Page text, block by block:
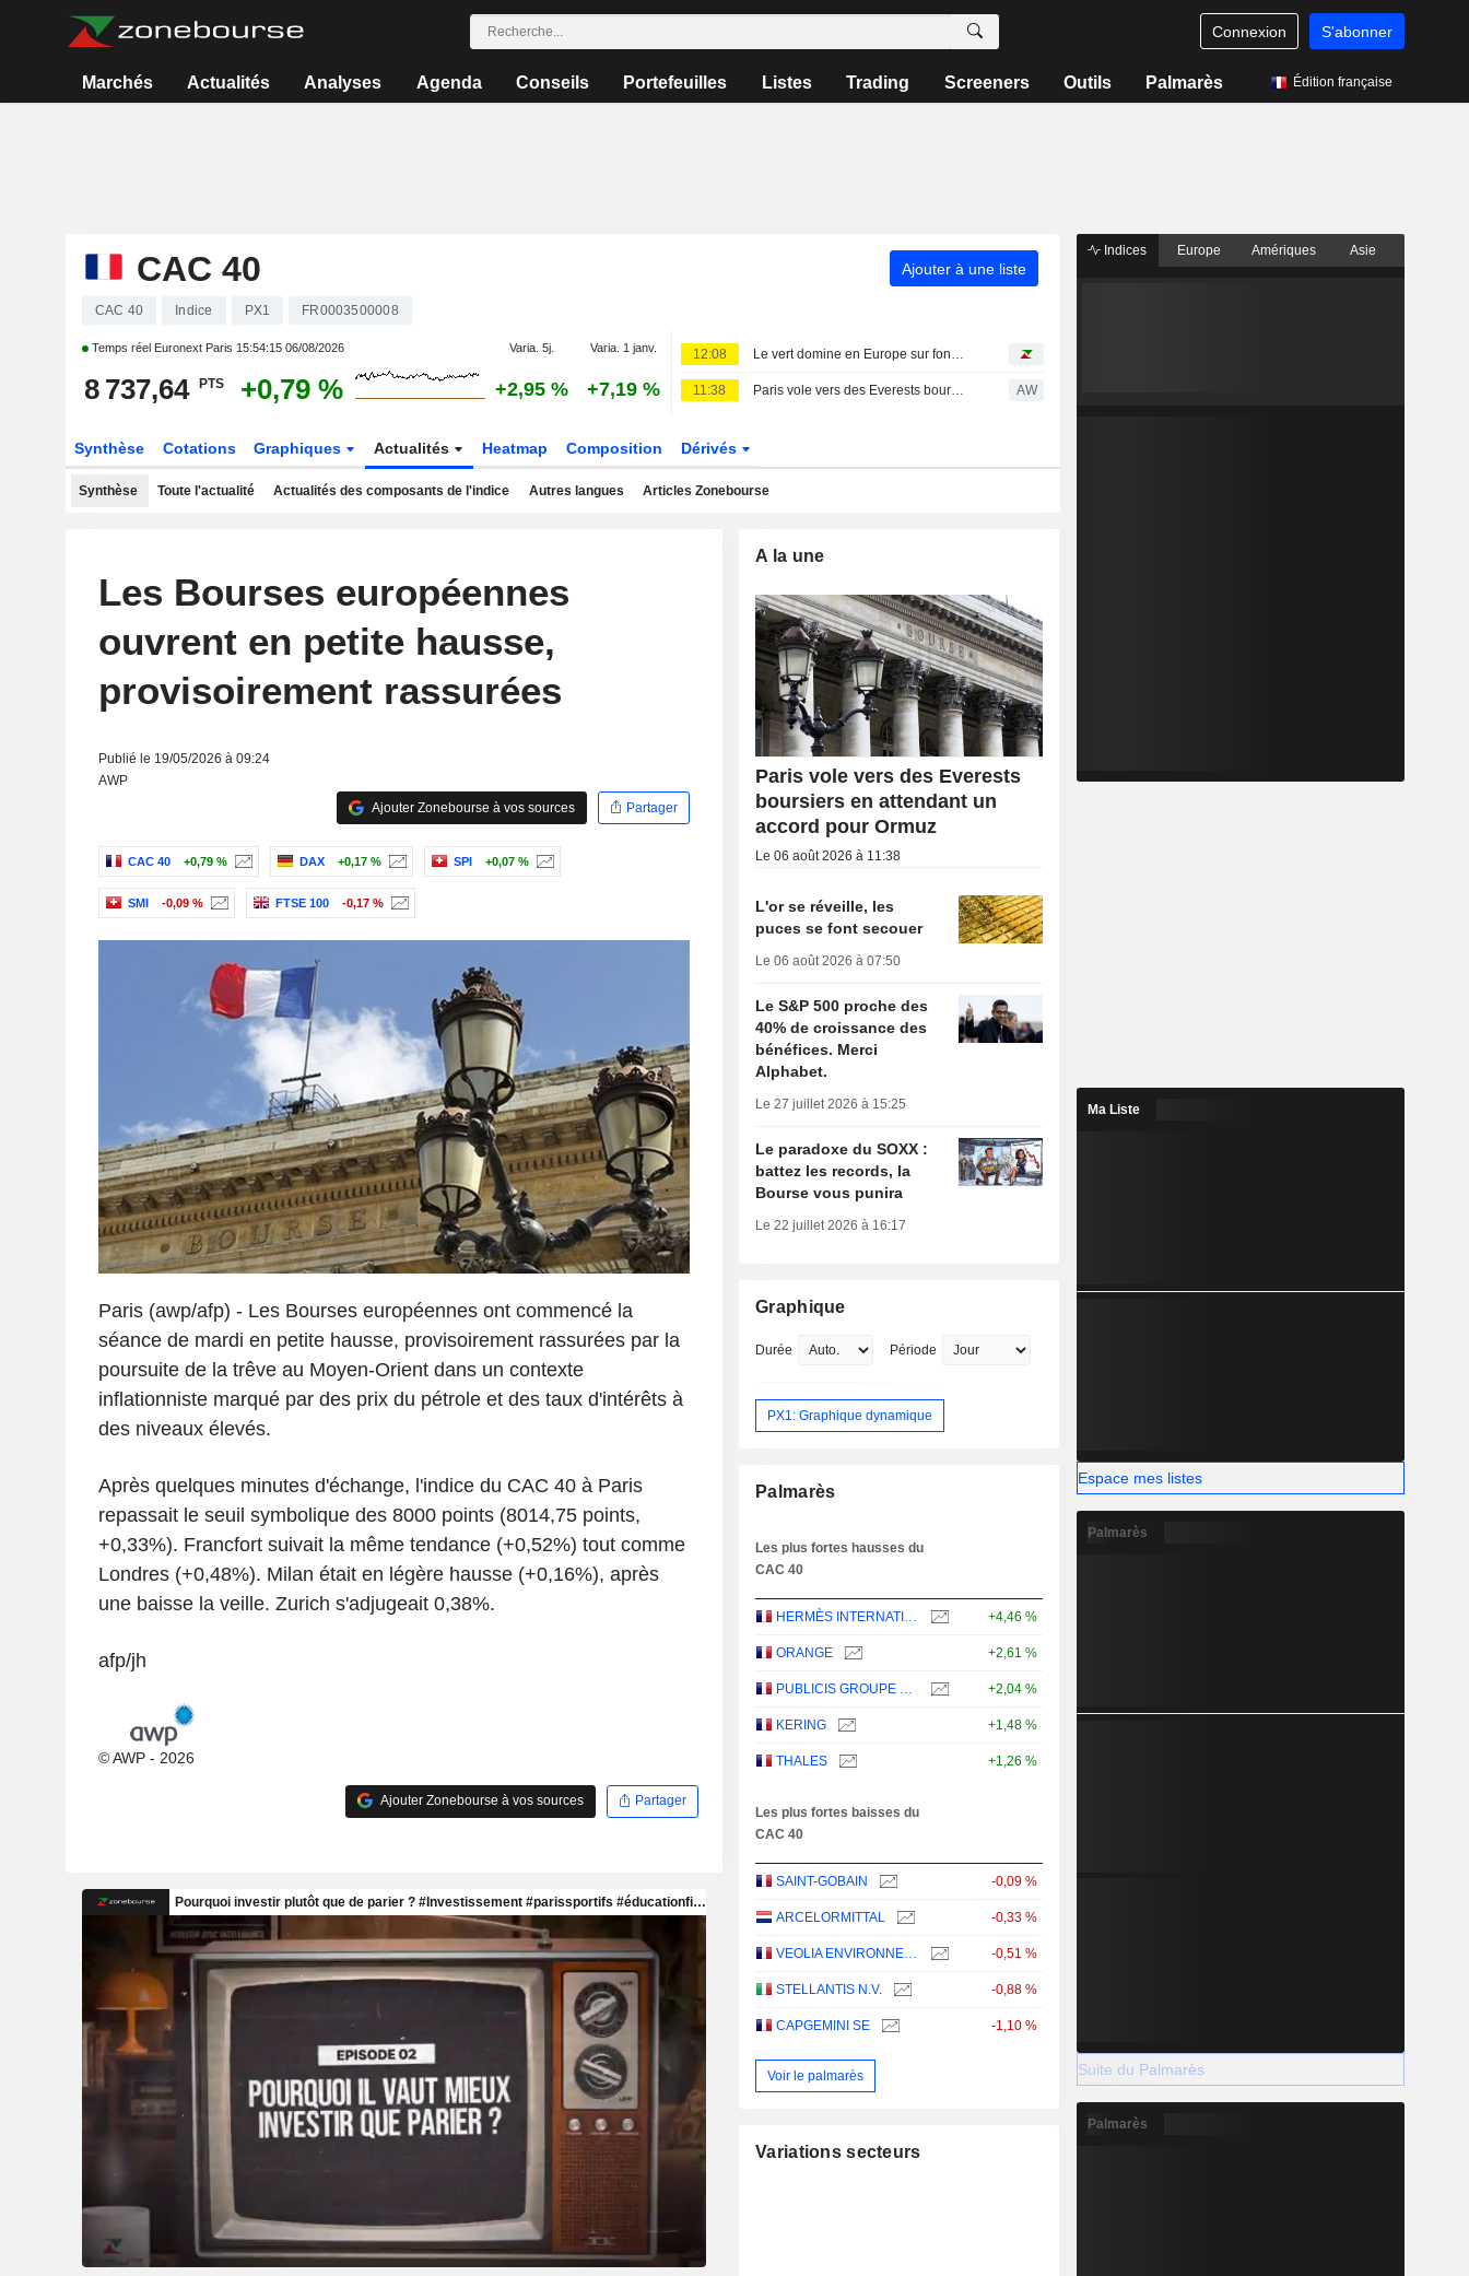
Connexion S'abonner
Marchés Actualités Analyses Agenda Conseils Portefeuilles Listes Trading Screeners Outils Palmarès Édition française
CAC 40 Ajouter à une liste
CAC 40 Indice PX1 FR0003500008
Temps réel Euronext Paris 15:54:15 06/08/2026 Varia. 5j. Varia. 1 janv.
8 737,64 PTS +0,79 % +2,95 % +7,19 %
12:08 Le vert domine en Europe sur fond d'avalanche de publications
11:38 Paris vole vers des Everests boursiers en attendant un accord pour Ormuz AW
Synthèse Cotations Graphiques Actualités Heatmap Composition Dérivés
Synthèse Toute l'actualité Actualités des composants de l'indice Autres langues Articles Zonebourse
Les Bourses européennes
ouvrent en petite hausse,
provisoirement rassurées
Publié le 19/05/2026 à 09:24
AWP
Ajouter Zonebourse à vos sources
Partager
CAC 40 +0,79 % DAX +0,17 % SPI +0,07 %
SMI -0,09 % FTSE 100 -0,17 %
Paris (awp/afp) - Les Bourses européennes ont commencé la
séance de mardi en petite hausse, provisoirement rassurées par la
poursuite de la trêve au Moyen-Orient dans un contexte
inflationniste marqué par des prix du pétrole et des taux d'intérêts à
des niveaux élevés.
Après quelques minutes d'échange, l'indice du CAC 40 à Paris
repassait le seuil symbolique des 8000 points (8014,75 points,
+0,33%). Francfort suivait la même tendance (+0,52%) tout comme
Londres (+0,48%). Milan était en légère hausse (+0,16%), après
une baisse la veille. Zurich s'adjugeait 0,38%.
afp/jh
© AWP - 2026
Ajouter Zonebourse à vos sources Partager
A la une
Paris vole vers des Everests
boursiers en attendant un
accord pour Ormuz
Le 06 août 2026 à 11:38
L'or se réveille, les
puces se font secouer
Le 06 août 2026 à 07:50
Le S&P 500 proche des
40% de croissance des
bénéfices. Merci
Alphabet.
Le 27 juillet 2026 à 15:25
Le paradoxe du SOXX :
battez les records, la
Bourse vous punira
Le 22 juillet 2026 à 16:17
Graphique
Durée Période
PX1: Graphique dynamique
Palmarès
Les plus fortes hausses du
CAC 40
HERMÈS INTERNATIONAL +4,46 %
ORANGE +2,61 %
PUBLICIS GROUPE S.A. +2,04 %
KERING +1,48 %
THALES +1,26 %
Les plus fortes baisses du
CAC 40
SAINT-GOBAIN -0,09 %
ARCELORMITTAL -0,33 %
VEOLIA ENVIRONNEMENT -0,51 %
STELLANTIS N.V. -0,88 %
CAPGEMINI SE -1,10 %
Voir le palmarès
Variations secteurs
Indices Europe Amériques Asie
Ma Liste
Espace mes listes
Palmarès
Suite du Palmarès
Palmarès